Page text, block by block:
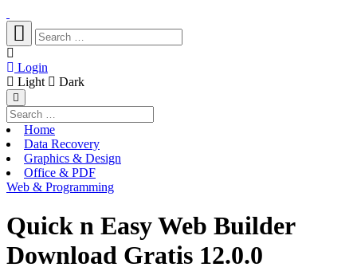
Login
Light
Dark
Home
Data Recovery
Graphics & Design
Office & PDF
Web & Programming
Quick n Easy Web Builder
Download Gratis 12.0.0